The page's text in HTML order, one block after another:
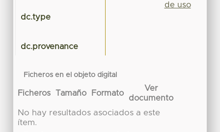
dc.type
dc.provenance
Ficheros en el objeto digital
Ficheros Tamaño Formato
Ver
documento
No hay resultados asociados a este
ítem.
de uso